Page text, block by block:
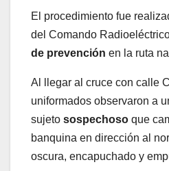
El procedimiento fue
del Comando
de prevención en la ruta
Al llegar al cruce con calle
uniformados observaron a
sujeto sospechoso que
banquina en dirección al
oscura, encapuchado y